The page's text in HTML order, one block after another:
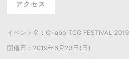
アクセス
イベント名：C-labo TCG FESTIVAL 2019
開催日：2019年6月23日(日)